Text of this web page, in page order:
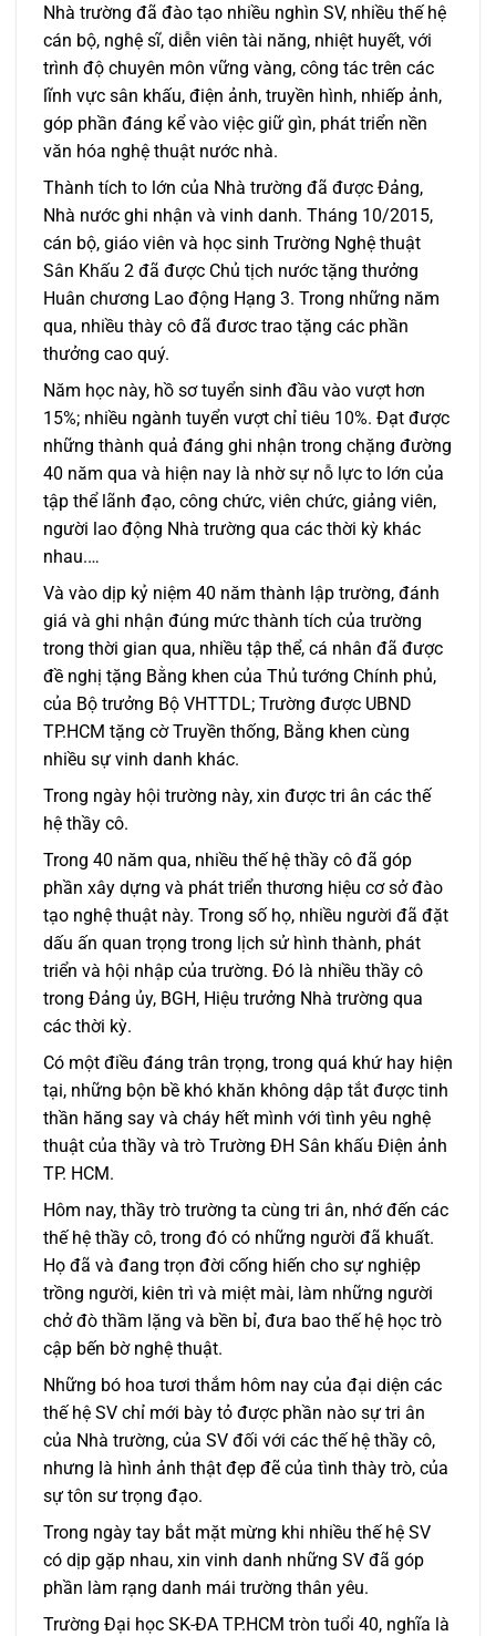
Nhà trường đã đào tạo nhiều nghìn SV, nhiều thế hệ
cán bộ, nghệ sĩ, diễn viên tài năng, nhiệt huyết, với
trình độ chuyên môn vững vàng, công tác trên các
lĩnh vực sân khấu, điện ảnh, truyền hình, nhiếp ảnh,
góp phần đáng kể vào việc giữ gìn, phát triển nền
văn hóa nghệ thuật nước nhà.
Thành tích to lớn của Nhà trường đã được Đảng,
Nhà nước ghi nhận và vinh danh. Tháng 10/2015,
cán bộ, giáo viên và học sinh Trường Nghệ thuật
Sân Khấu 2 đã được Chủ tịch nước tặng thưởng
Huân chương Lao động Hạng 3. Trong những năm
qua, nhiều thày cô đã đươc trao tặng các phần
thưởng cao quý.
Năm học này, hồ sơ tuyển sinh đầu vào vượt hơn
15%; nhiều ngành tuyển vượt chỉ tiêu 10%. Đạt được
những thành quả đáng ghi nhận trong chặng đường
40 năm qua và hiện nay là nhờ sự nỗ lực to lớn của
tập thể lãnh đạo, công chức, viên chức, giảng viên,
người lao động Nhà trường qua các thời kỳ khác
nhau.…
Và vào dịp kỷ niệm 40 năm thành lập trường, đánh
giá và ghi nhận đúng mức thành tích của trường
trong thời gian qua, nhiều tập thể, cá nhân đã được
đề nghị tặng Bằng khen của Thủ tướng Chính phủ,
của Bộ trưởng Bộ VHTTDL; Trường được UBND
TP.HCM tặng cờ Truyền thống, Bằng khen cùng
nhiều sự vinh danh khác.
Trong ngày hội trường này, xin được tri ân các thế
hệ thầy cô.
Trong 40 năm qua, nhiều thế hệ thầy cô đã góp
phần xây dựng và phát triển thương hiệu cơ sở đào
tạo nghệ thuật này. Trong số họ, nhiều người đã đặt
dấu ấn quan trọng trong lịch sử hình thành, phát
triển và hội nhập của trường. Đó là nhiều thầy cô
trong Đảng ủy, BGH, Hiệu trưởng Nhà trường qua
các thời kỳ.
Có một điều đáng trân trọng, trong quá khứ hay hiện
tại, những bộn bề khó khăn không dập tắt được tinh
thần hăng say và cháy hết mình với tình yêu nghệ
thuật của thầy và trò Trường ĐH Sân khấu Điện ảnh
TP. HCM.
Hôm nay, thầy trò trường ta cùng tri ân, nhớ đến các
thế hệ thầy cô, trong đó có những người đã khuất.
Họ đã và đang trọn đời cống hiến cho sự nghiệp
trồng người, kiên trì và miệt mài, làm những người
chở đò thầm lặng và bền bỉ, đưa bao thế hệ học trò
cập bến bờ nghệ thuật.
Những bó hoa tươi thắm hôm nay của đại diện các
thế hệ SV chỉ mới bày tỏ được phần nào sự tri ân
của Nhà trường, của SV đối với các thế hệ thầy cô,
nhưng là hình ảnh thật đẹp đẽ của tình thày trò, của
sự tôn sư trọng đạo.
Trong ngày tay bắt mặt mừng khi nhiều thế hệ SV
có dịp gặp nhau, xin vinh danh những SV đã góp
phần làm rạng danh mái trường thân yêu.
Trường Đại học SK-ĐA TP.HCM tròn tuổi 40, nghĩa là